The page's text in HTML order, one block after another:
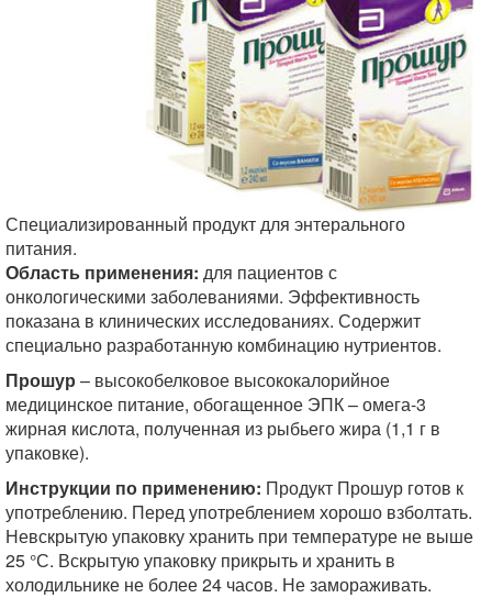
Специализированный продукт для энтерального
питания.
Область применения: для пациентов с
онкологическими заболеваниями. Эффективность
показана в клинических исследованиях. Содержит
специально разработанную комбинацию нутриентов.
Прошур – высокобелковое высококалорийное
медицинское питание, обогащенное ЭПК – омега-3
жирная кислота, полученная из рыбьего жира (1,1 г в
упаковке).
Инструкции по применению: Продукт Прошур готов к
употреблению. Перед употреблением хорошо взболтать.
Невскрытую упаковку хранить при температуре не выше
25 °С. Вскрытую упаковку прикрыть и хранить в
холодильнике не более 24 часов. Не замораживать.